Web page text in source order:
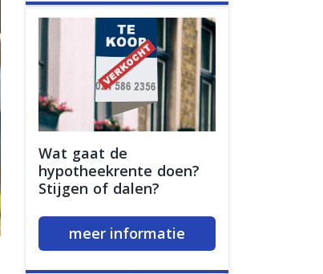
Wat gaat de
hypotheekrente doen?
Stijgen of dalen?
meer informatie